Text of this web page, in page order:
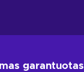
garantuotas